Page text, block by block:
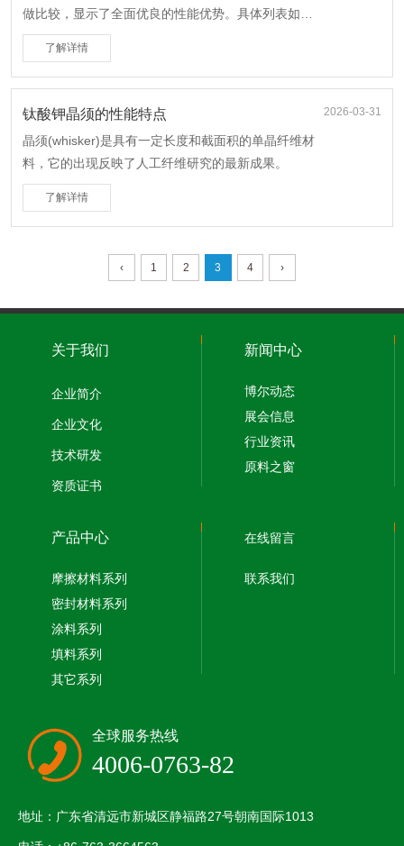
做比较，显示了全面优良的性能优势。具体列表如
下：
了解详情
2026-03-31
钛酸钾晶须的性能特点
晶须(whisker)是具有一定长度和截面积的单晶纤维材
料，它的出现反映了人工纤维研究的最新成果。
了解详情
‹ 1 2 3 4 ›
关于我们
企业简介
企业文化
技术研发
资质证书
新闻中心
博尔动态
展会信息
行业资讯
原料之窗
产品中心
摩擦材料系列
密封材料系列
涂料系列
填料系列
其它系列
在线留言
联系我们
全球服务热线
4006-0763-82
地址：广东省清远市新城区静福路27号朝南国际1013